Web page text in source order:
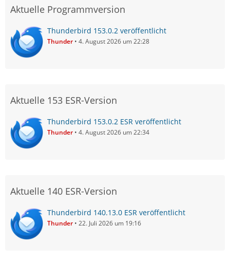
Aktuelle Programmversion
Thunderbird 153.0.2 veröffentlicht
Thunder 4. August 2026 um 22:28
Aktuelle 153 ESR-Version
Thunderbird 153.0.2 ESR veröffentlicht
Thunder 4. August 2026 um 22:34
Aktuelle 140 ESR-Version
Thunderbird 140.13.0 ESR veröffentlicht
Thunder 22. Juli 2026 um 19:16